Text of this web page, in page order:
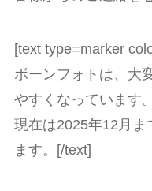
[text type=marker
ボーンフォトは、大
やすくなっています。
現在は2025年12月ま
ます。[/text]